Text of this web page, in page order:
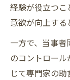
経験が役立つ
意欲が向上する
一方で、当事
のコントロー
じて専門家の